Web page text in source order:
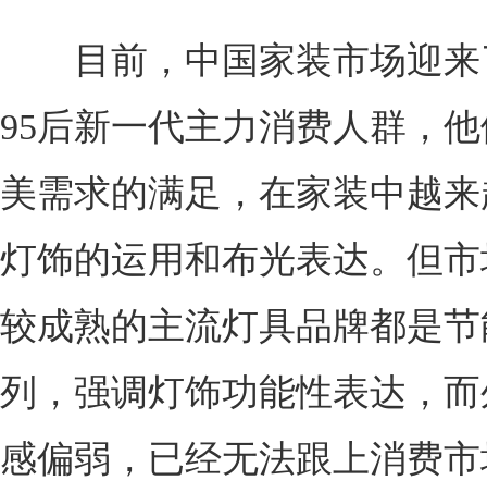
目前，中国家装市场迎来
95后新一代主力消费人群，
美需求的满足，在家装中越
灯饰的运用和布光表达。但
较成熟的主流灯具品牌都是
列，强调灯饰功能性表达，
感偏弱，已经无法跟上消费